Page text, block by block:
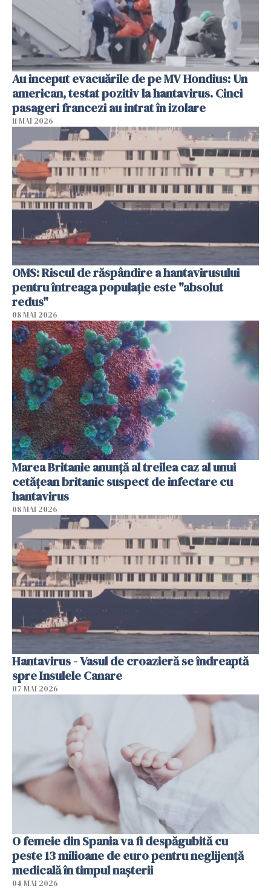
Au inceput evacuările de pe MV Hondius: Un
american, testat pozitiv la hantavirus. Cinci
pasageri francezi au intrat în izolare
11 MAI 2026
OMS: Riscul de răspândire a hantavirusului
pentru întreaga populaţie este "absolut
redus"
08 MAI 2026
Marea Britanie anunţă al treilea caz al unui
cetăţean britanic suspect de infectare cu
hantavirus
08 MAI 2026
Hantavirus - Vasul de croazieră se îndreaptă
spre Insulele Canare
07 MAI 2026
O femeie din Spania va fi despăgubită cu
peste 13 milioane de euro pentru neglijenţă
medicală în timpul naşterii
04 MAI 2026